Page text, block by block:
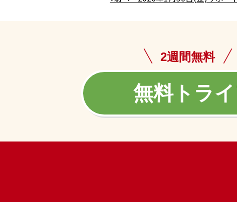
2週間無料
無料トラ